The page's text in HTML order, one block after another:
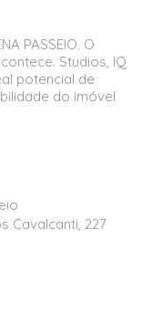
PASSEIO. O
Studios, IQ
potencial de
do imóvel
Cavalcanti, 227